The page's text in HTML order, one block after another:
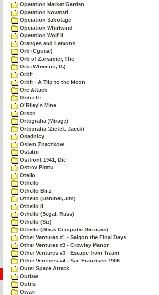
Operation Market Garden
Operation Novatari
Operation Sabotage
Operation Whirlwind
Operation Wolf II
Oranges and Lemons
Orb (Cguise)
Orb of Zarramier, The
Orb (Wheaton, B.)
Orbit
Orbit - A Trip to the Moon
Orc Attack
Order It+
O'Riley's Mine
Orson
Ortografia (Mirage)
Ortografia (Zietek, Jacek)
Osadnicy
Osiem Znaczkow
Ostatni
Ostfront 1941, Die
Ostrov Piratu
Otello
Othello
Othello Blitz
Othello (Dahlber, Jim)
Othello II
Othello (Segal, Russ)
Othello (Siz)
Othello (Stack Computer Services)
Other Ventures #1 - Saigon the Final Days
Other Ventures #2 - Crowley Manor
Other Ventures #3 - Escape from Traam
Other Ventures #4 - San Francisco 1906
Outer Space Attack
Outlaw
Outris
Owari